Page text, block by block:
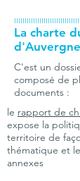
La charte
C'est un
composé de
documents :
le rapport de
expose la
territoire de
thématique et
annexes